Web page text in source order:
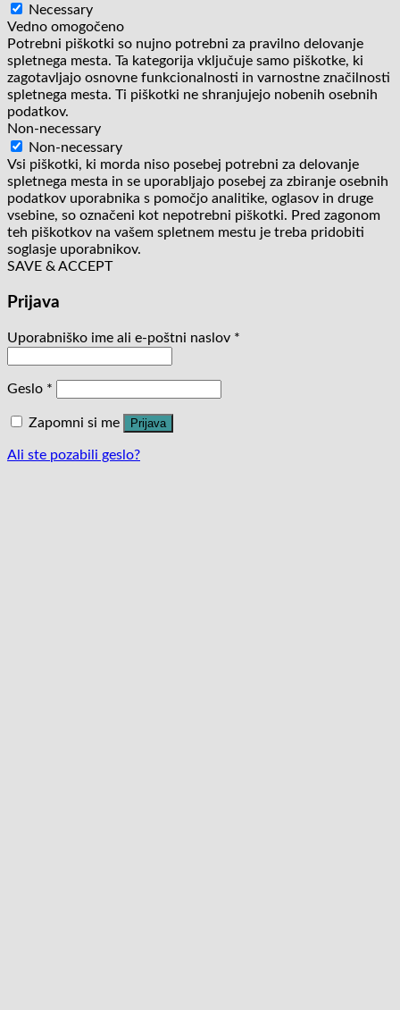
Necessary
Vedno omogočeno
Potrebni piškotki so nujno potrebni za pravilno delovanje
spletnega mesta. Ta kategorija vključuje samo piškotke, ki
zagotavljajo osnovne funkcionalnosti in varnostne značilnosti
spletnega mesta. Ti piškotki ne shranjujejo nobenih osebnih
podatkov.
Non-necessary
Non-necessary
Vsi piškotki, ki morda niso posebej potrebni za delovanje
spletnega mesta in se uporabljajo posebej za zbiranje osebnih
podatkov uporabnika s pomočjo analitike, oglasov in druge
vsebine, so označeni kot nepotrebni piškotki. Pred zagonom
teh piškotkov na vašem spletnem mestu je treba pridobiti
soglasje uporabnikov.
SAVE & ACCEPT
Prijava
Uporabniško ime ali e-poštni naslov *
Geslo *
Zapomni si me Prijava
Ali ste pozabili geslo?